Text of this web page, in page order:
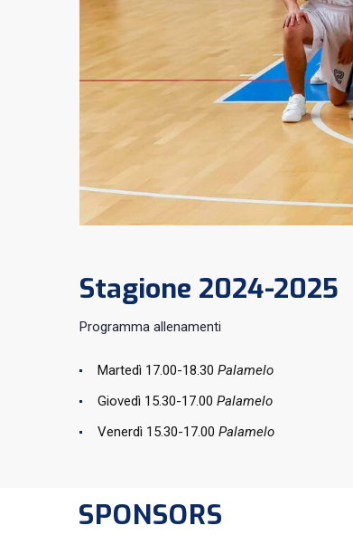
Stagione 2024-2025
Programma allenamenti
Martedì 17.00-18.30 Palamelo
Giovedì 15.30-17.00 Palamelo
Venerdì 15.30-17.00 Palamelo
SPONSORS